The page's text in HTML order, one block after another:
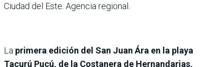
Ciudad del Este. Agencia regional.
La primera edición del San Juan Ára en la playa
Tacurú Pucú, de la Costanera de Hernandarias,